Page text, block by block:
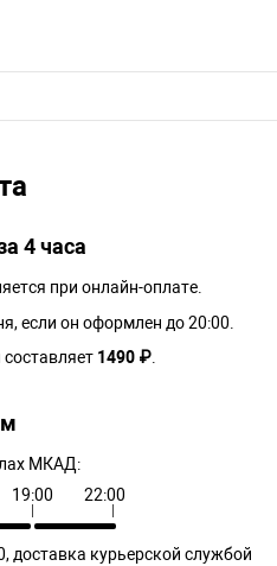
4 часа
при онлайн-оплате.
если он оформлен до 20:00.
1490 ₽
МКАД:
19:00 22:00
доставка курьерской службой